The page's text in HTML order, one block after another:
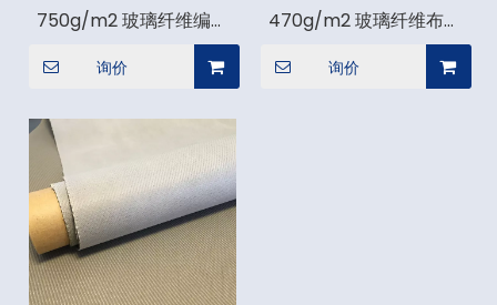
750g/m2 玻璃纤维编织
询价
470g/m2 玻璃纤维布反
向空气过滤袋 14oz
询价